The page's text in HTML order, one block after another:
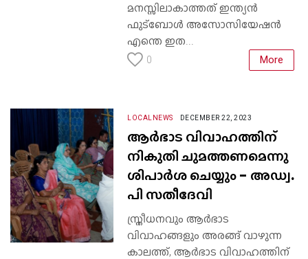
മനസ്സിലാകാത്തത് ഇന്ത്യൻ
ഫുട്ബോൾ അസോസിയേഷൻ
എന്തെ ഇത...
0 More
LOCALNEWS DECEMBER 22, 2023
ആര്‍ഭാട വിവാഹത്തിന്
നികുതി ചുമത്തണമെന്നു
ശിപാര്‍ശ ചെയ്യും - അഡ്വ.
പി സതീദേവി
സ്ത്രീധനവും ആർഭാട
വിവാഹങ്ങളും അരങ്ങ് വാഴുന്ന
കാലത്ത്, ആര്‍ഭാട വിവാഹത്തിന്